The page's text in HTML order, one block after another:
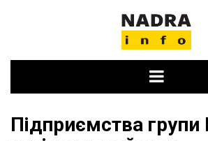
Підприємства групи